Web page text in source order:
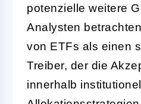
potenzielle weitere
Analysten
von ETFs als einen
Treiber, der die
innerhalb